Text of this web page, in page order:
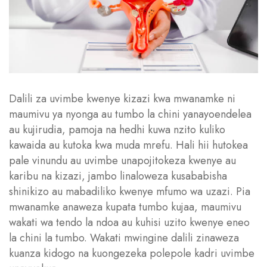
Dalili za uvimbe kwenye kizazi kwa mwanamke ni
maumivu ya nyonga au tumbo la chini yanayoendelea
au kujirudia, pamoja na hedhi kuwa nzito kuliko
kawaida au kutoka kwa muda mrefu. Hali hii hutokea
pale vinundu au uvimbe unapojitokeza kwenye au
karibu na kizazi, jambo linaloweza kusababisha
shinikizo au mabadiliko kwenye mfumo wa uzazi. Pia
mwanamke anaweza kupata tumbo kujaa, maumivu
wakati wa tendo la ndoa au kuhisi uzito kwenye eneo
la chini la tumbo. Wakati mwingine dalili zinaweza
kuanza kidogo na kuongezeka polepole kadri uvimbe